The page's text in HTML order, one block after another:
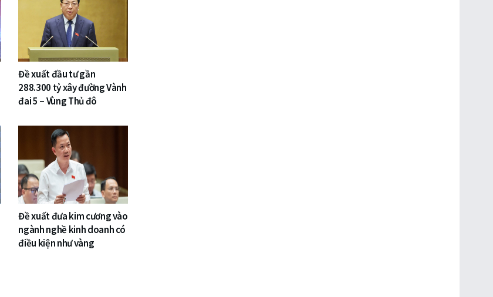
Đề xuất đầu tư gần
288.300 tỷ xây đường Vành
đai 5 – Vùng Thủ đô
Đề xuất đưa kim cương vào
ngành nghề kinh doanh có
điều kiện như vàng